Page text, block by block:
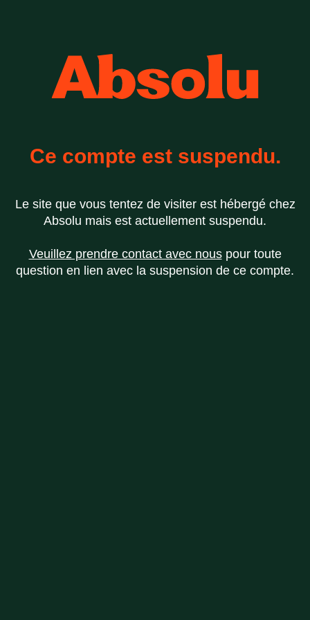
Ce compte est suspendu.
Le site que vous tentez de visiter est hébergé chez
Absolu mais est actuellement suspendu.
Veuillez prendre contact avec nouspour toute
question en lien avec la suspension de ce compte.